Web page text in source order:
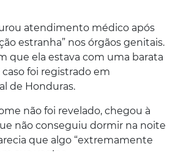
atendimento médico após
estranha” nos órgãos genitais.
que ela estava com uma barata
caso foi registrado em
de Honduras.
não foi revelado, chegou à
não conseguiu dormir na noite
que algo “extremamente